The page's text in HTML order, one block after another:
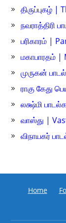
திருப்புகழ் |
நவராத்திரி
பரிகாரம் |
மகாபாரதம் |
முருகன்
ராகு கேது
லக்ஷ்மி
வாஸ்து |
விநாயகர்
Home